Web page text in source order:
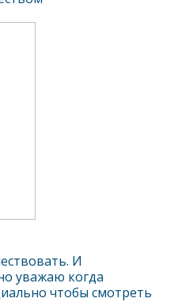
И
уважаю когда
чтобы смотреть